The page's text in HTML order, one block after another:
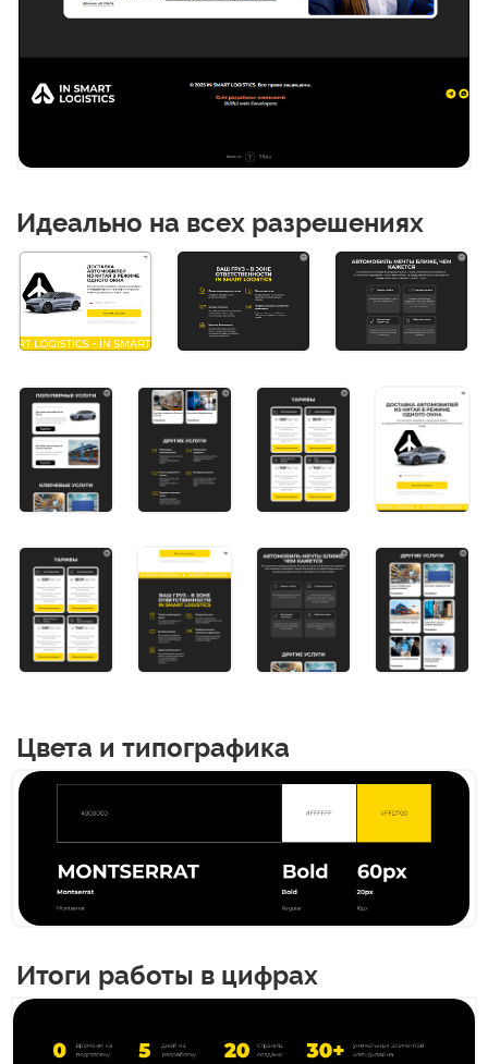
Идеально на всех разрешениях
Цвета и типографика
Итоги работы в цифрах